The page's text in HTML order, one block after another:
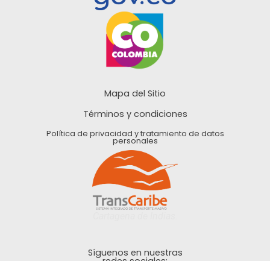
Mapa del Sitio
Términos y condiciones
Política de privacidad y tratamiento de datos
personales
Síguenos en nuestras